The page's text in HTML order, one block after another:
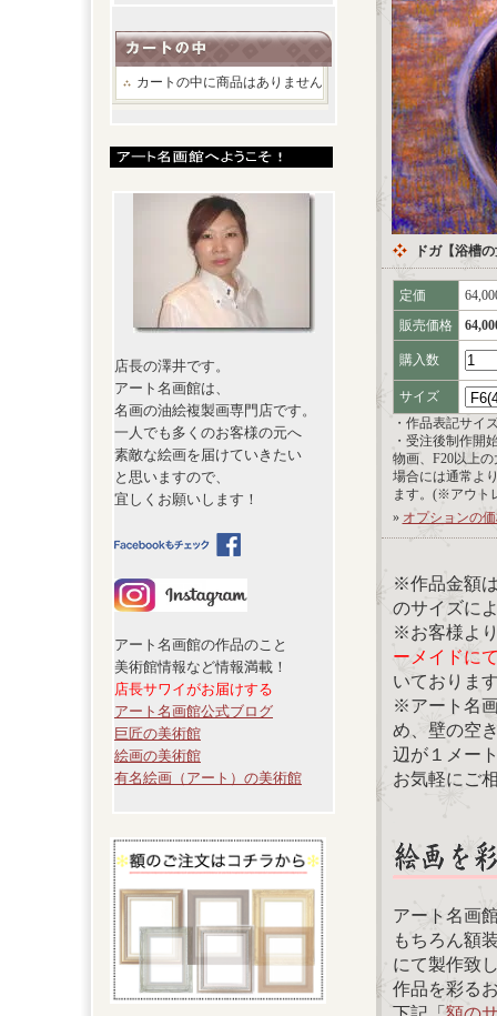
カートの中に商品はありません
店長の澤井です。
アート名画館は、
名画の油絵複製画専門店です。
一人でも多くのお客様の元へ
素敵な絵画を届けていきたい
と思いますので、
宜しくお願いします！
アート名画館の作品のこと
美術館情報など情報満載！
店長サワイがお届けする
アート名画館公式ブログ
巨匠の美術館
絵画の美術館
有名絵画（アート）の美術館
ドガ【浴槽
定価
販売価格
購入数
サイズ
・作品表記サイ
・受注後制作開
物画、F20以上
場合には通常よ
ます。(※アウト
» オプションの
※作品金額
のサイズに
※お客様よ
ーメイドに
いておりま
※アート名
め、壁の空
辺が１メー
お気軽にご
アート名画
もちろん額
にて製作致
作品を彩る